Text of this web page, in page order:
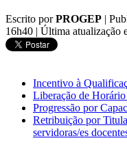
Escrito porPROGEP |
16h40 | Última atualização
Incentivo à
Liberação de
Progressão por
Retribuição por
servidoras/es